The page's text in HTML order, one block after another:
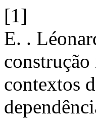
[1]
E. .
contextos